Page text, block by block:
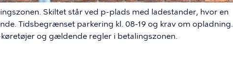
Skiltet står ved p-plads med ladestander, hvor en
Tidsbegrænset parkering kl. 08-19 og krav om opladning.
og gældende regler i betalingszonen.